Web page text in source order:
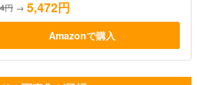
円 → 5,472円
Amazonで購入